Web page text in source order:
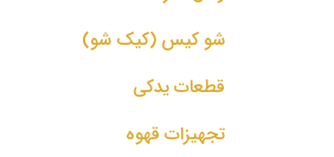
شو کیس (کیک شو)
قطعات یدکی
تجهیزات قهوه